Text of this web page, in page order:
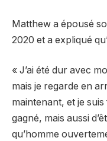
Matthew a épousé
2020 et a expliqué
« J’ai été dur avec
mais je regarde en
maintenant, et je
gagné, mais aussi
qu’homme